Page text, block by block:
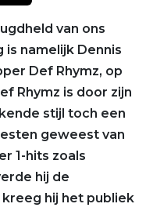
van ons
is namelijk Dennis
Def Rhymz, op
Rhymz is door zijn
stijl toch een
geweest van
1-hits zoals
hij de
hij het publiek